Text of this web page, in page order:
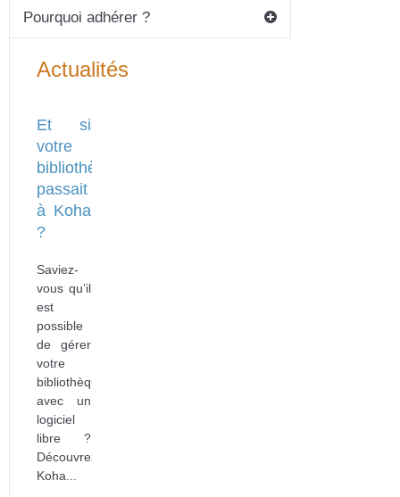
Pourquoi adhérer ?
Actualités
Et si
votre
bibliothèque
passait
à Koha
?
Saviez-
vous qu’il
est
possible
de gérer
votre
bibliothèque
avec un
logiciel
libre ?
Découvrez
Koha...